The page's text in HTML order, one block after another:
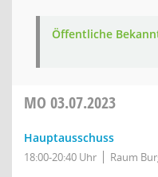
Öffentliche
MO 03.07.2023
Hauptausschuss
18:00-20:40 Uhr Raum